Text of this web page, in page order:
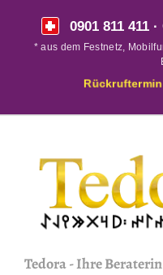
0901 811 411·
* aus dem Festnetz,
Tedora-Ihre